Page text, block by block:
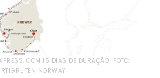
COM 15 DIAS DE DURAÇÃO| FOTO:
NORWAY